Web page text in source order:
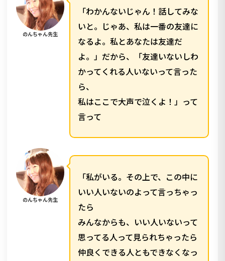
のんちゃん先生
「わかんないじゃん！話してみな
いと。じゃあ、私は一番の友達に
なるよ。私とあなたは友達だ
よ。」だから、「友達いないしわ
かってくれる人いないって言った
ら、
私はここで大声で泣くよ！」って
言って
のんちゃん先生
「私がいる。その上で、この中に
いい人いないのよって言っちゃっ
たら
みんなからも、いい人いないって
思ってる人って見られちゃったら
仲良くできる人ともできなくなっ